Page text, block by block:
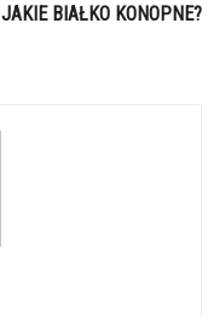
JAKIE BIAŁKO KONOPNE?